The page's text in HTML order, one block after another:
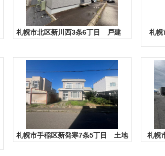
札幌市北区新川西3条6丁目 戸建
札
札幌市手稲区新発寒7条5丁目 土地 札幌